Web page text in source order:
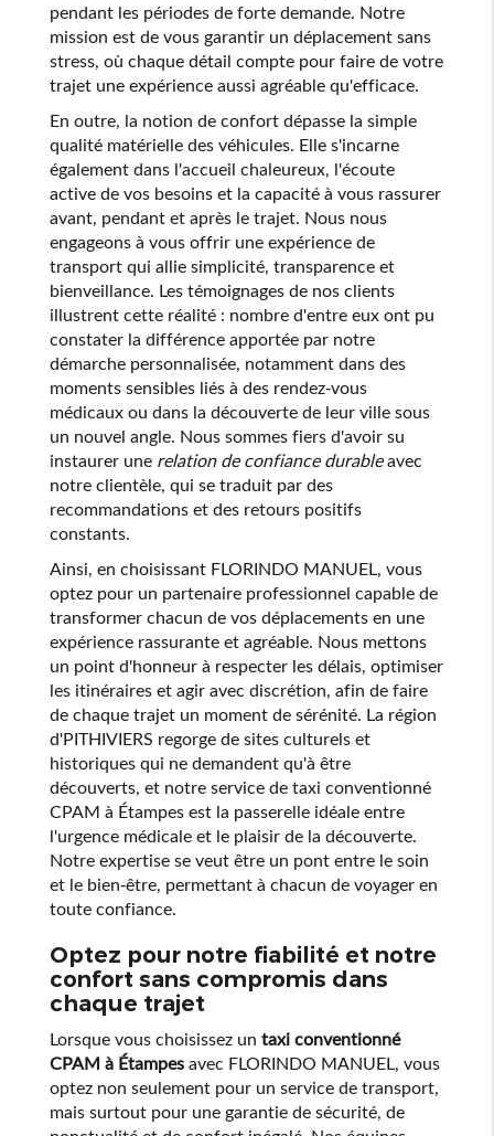
pendant les périodes de forte demande. Notre
mission est de vous garantir un déplacement sans
stress, où chaque détail compte pour faire de votre
trajet une expérience aussi agréable qu'efficace.
En outre, la notion de confort dépasse la simple
qualité matérielle des véhicules. Elle s'incarne
également dans l'accueil chaleureux, l'écoute
active de vos besoins et la capacité à vous rassurer
avant, pendant et après le trajet. Nous nous
engageons à vous offrir une expérience de
transport qui allie simplicité, transparence et
bienveillance. Les témoignages de nos clients
illustrent cette réalité : nombre d'entre eux ont pu
constater la différence apportée par notre
démarche personnalisée, notamment dans des
moments sensibles liés à des rendez-vous
médicaux ou dans la découverte de leur ville sous
un nouvel angle. Nous sommes fiers d'avoir su
instaurer une relation de confiance durableavec
notre clientèle, qui se traduit par des
recommandations et des retours positifs
constants.
Ainsi, en choisissant FLORINDO MANUEL, vous
optez pour un partenaire professionnel capable de
transformer chacun de vos déplacements en une
expérience rassurante et agréable. Nous mettons
un point d'honneur à respecter les délais, optimiser
les itinéraires et agir avec discrétion, afin de faire
de chaque trajet un moment de sérénité. La région
d'PITHIVIERS regorge de sites culturels et
historiques qui ne demandent qu'à être
découverts, et notre service de taxi conventionné
CPAM à Étampes est la passerelle idéale entre
l'urgence médicale et le plaisir de la découverte.
Notre expertise se veut être un pont entre le soin
et le bien-être, permettant à chacun de voyager en
toute confiance.
Optez pour notre fiabilité et notre
confort sans compromis dans
chaque trajet
Lorsque vous choisissez un taxi conventionné
CPAM à Étampesavec FLORINDO MANUEL, vous
optez non seulement pour un service de transport,
mais surtout pour une garantie de sécurité, de